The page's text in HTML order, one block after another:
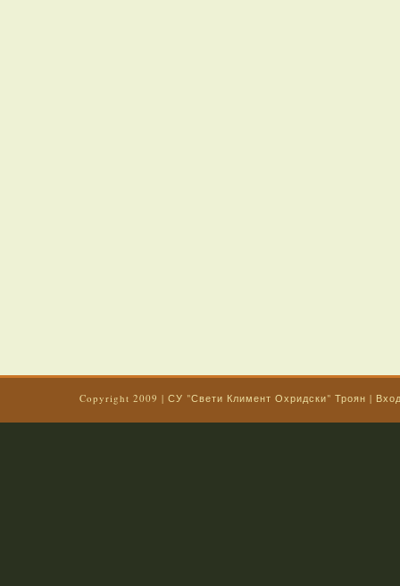
Copyright 2009 | СУ "Свети Климент Охридски" Троян |